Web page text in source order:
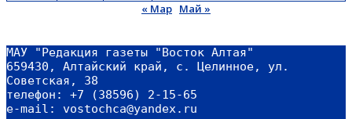
« Мар Май »
МАУ "Редакция газеты "Восток Алтая"
659430, Алтайский край, с. Целинное, ул.
Советская, 38
телефон: +7 (38596) 2-15-65
e-mail: vostochca@yandex.ru